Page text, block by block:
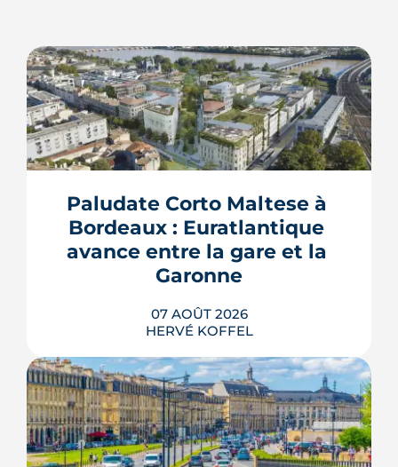
Paludate Corto Maltese à
Bordeaux : Euratlantique
avance entre la gare et la
Garonne
07 AOÛT 2026
HERVÉ KOFFEL
Entre la gare Saint-Jean et le fleuve, un
ancien secteur d'entrepôts et de chais